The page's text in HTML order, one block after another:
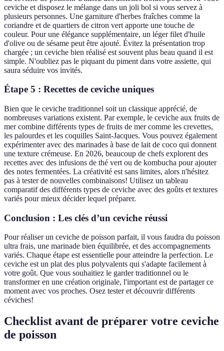
ceviche et disposez le mélange dans un joli bol si vous servez à
plusieurs personnes. Une garniture d'herbes fraîches comme la
coriandre et de quartiers de citron vert apporte une touche de
couleur. Pour une élégance supplémentaire, un léger filet d'huile
d'olive ou de sésame peut être ajouté. Évitez la présentation trop
chargée ; un ceviche bien réalisé est souvent plus beau quand il est
simple. N'oubliez pas le piquant du piment dans votre assiette, qui
saura séduire vos invités.
Étape 5 : Recettes de ceviche uniques
Bien que le ceviche traditionnel soit un classique apprécié, de
nombreuses variations existent. Par exemple, le ceviche aux fruits de
mer combine différents types de fruits de mer comme les crevettes,
les palourdes et les coquilles Saint-Jacques. Vous pouvez également
expérimenter avec des marinades à base de lait de coco qui donnent
une texture crémeuse. En 2026, beaucoup de chefs explorent des
recettes avec des infusions de thé vert ou de kombucha pour ajouter
des notes fermentées. La créativité est sans limites, alors n'hésitez
pas à tester de nouvelles combinaisons! Utilisez un tableau
comparatif des différents types de ceviche avec des goûts et textures
variés pour mieux décider lequel préparer.
Conclusion : Les clés d’un ceviche réussi
Pour réaliser un ceviche de poisson parfait, il vous faudra du poisson
ultra frais, une marinade bien équilibrée, et des accompagnements
variés. Chaque étape est essentielle pour atteindre la perfection. Le
ceviche est un plat des plus polyvalents qui s'adapte facilement à
votre goût. Que vous souhaitiez le garder traditionnel ou le
transformer en une création originale, l'important est de partager ce
moment avec vos proches. Osez tester et découvrir différents
céviches!
Checklist avant de préparer votre ceviche
de poisson